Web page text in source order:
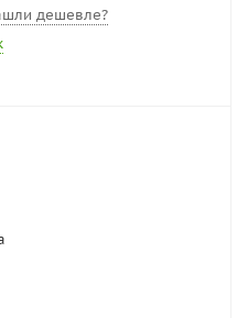
дешевле?